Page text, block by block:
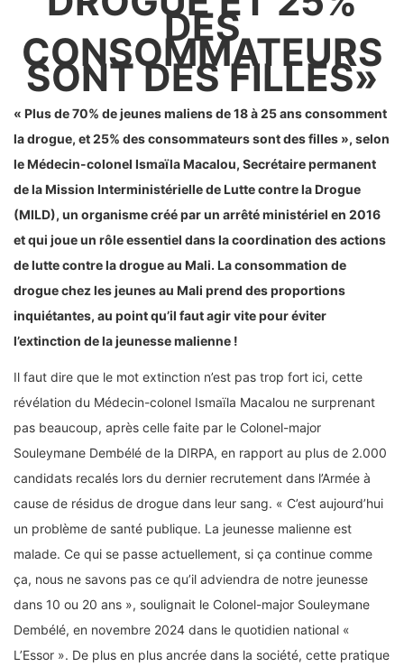
DES
CONSOMMATEURS
SONT DES FILLES»
« Plus de 70% de jeunes maliens de 18 à 25 ans consomment
la drogue, et 25% des consommateurs sont des filles », selon
le Médecin-colonel Ismaïla Macalou, Secrétaire permanent
de la Mission Interministérielle de Lutte contre la Drogue
(MILD), un organisme créé par un arrêté ministériel en 2016
et qui joue un rôle essentiel dans la coordination des actions
de lutte contre la drogue au Mali. La consommation de
drogue chez les jeunes au Mali prend des proportions
inquiétantes, au point qu’il faut agir vite pour éviter
l’extinction de la jeunesse malienne !
Il faut dire que le mot extinction n’est pas trop fort ici, cette
révélation du Médecin-colonel Ismaïla Macalou ne surprenant
pas beaucoup, après celle faite par le Colonel-major
Souleymane Dembélé de la DIRPA, en rapport au plus de 2.000
candidats recalés lors du dernier recrutement dans l’Armée à
cause de résidus de drogue dans leur sang. « C’est aujourd’hui
un problème de santé publique. La jeunesse malienne est
malade. Ce qui se passe actuellement, si ça continue comme
ça, nous ne savons pas ce qu’il adviendra de notre jeunesse
dans 10 ou 20 ans », soulignait le Colonel-major Souleymane
Dembélé, en novembre 2024 dans le quotidien national «
L’Essor ». De plus en plus ancrée dans la société, cette pratique